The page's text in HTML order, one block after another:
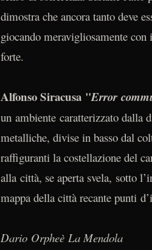
dimostra che ancora tanto deve
giocando meravigliosamente
forte.
Alfonso Siracusa "Error
un ambiente caratterizzato dalla
metalliche, divise in basso dal
raffiguranti la costellazione del
alla città, se aperta svela, sotto
mappa della città recante punti
Dario Orpheè La Mendola